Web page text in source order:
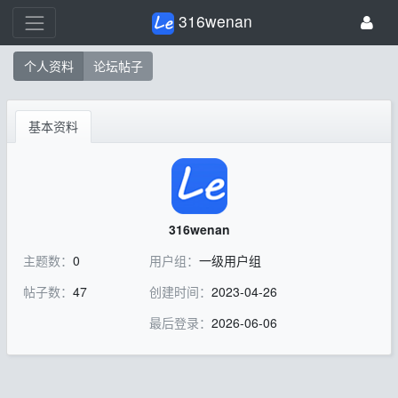
316wenan
个人资料 论坛帖子
基本资料
316wenan
主题数： 0
帖子数： 47
用户组： 一级用户组
创建时间： 2023-04-26
最后登录： 2026-06-06